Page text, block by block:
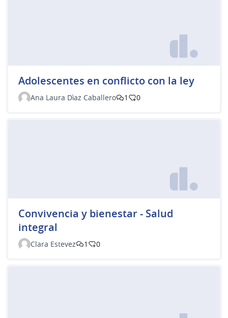
Adolescentes en conflicto con la ley
Ana Laura Dìaz Caballero 1 0
Convivencia y bienestar - Salud
integral
Clara Estevez 1 0